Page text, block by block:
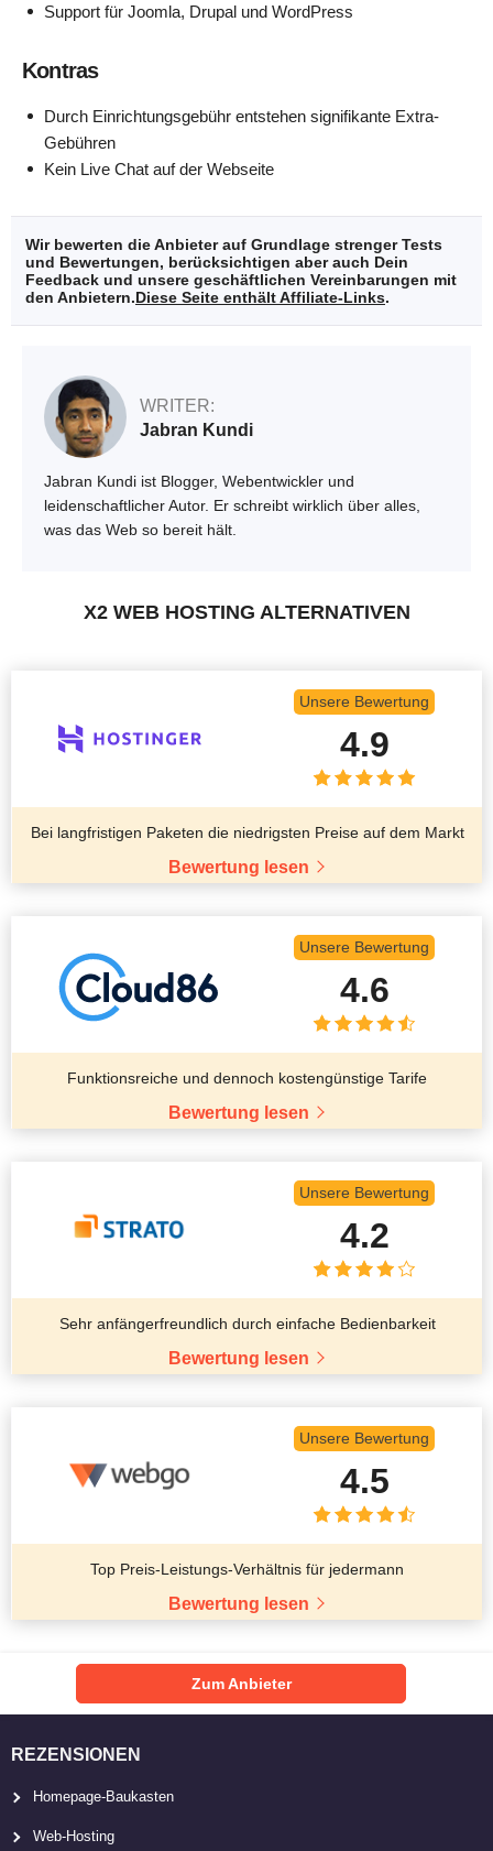
Support für Joomla, Drupal und WordPress
Kontras
Durch Einrichtungsgebühr entstehen signifikante Extra-
Gebühren
Kein Live Chat auf der Webseite
Wir bewerten die Anbieter auf Grundlage strenger Tests
und Bewertungen, berücksichtigen aber auch Dein
Feedback und unsere geschäftlichen Vereinbarungen mit
den Anbietern.Diese Seite enthält Affiliate-Links.
WRITER:
Jabran Kundi
Jabran Kundi ist Blogger, Webentwickler und
leidenschaftlicher Autor. Er schreibt wirklich über alles,
was das Web so bereit hält.
X2 WEB HOSTING ALTERNATIVEN
Unsere Bewertung
4.9
Bei langfristigen Paketen die niedrigsten Preise auf dem Markt
Bewertung lesen
Unsere Bewertung
4.6
Funktionsreiche und dennoch kostengünstige Tarife
Bewertung lesen
Unsere Bewertung
4.2
Sehr anfängerfreundlich durch einfache Bedienbarkeit
Bewertung lesen
Unsere Bewertung
4.5
Top Preis-Leistungs-Verhältnis für jedermann
Bewertung lesen
Zum Anbieter
REZENSIONEN
Homepage-Baukasten
Web-Hosting